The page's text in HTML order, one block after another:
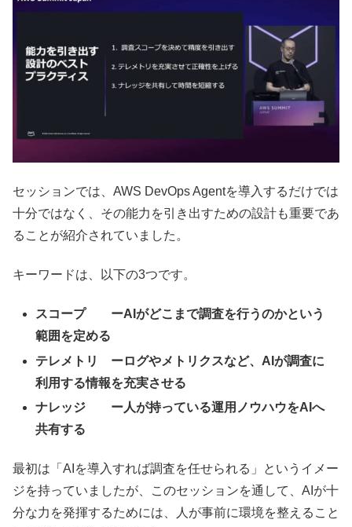
セッションでは、AWS DevOps Agentを導入するだけでは
十分ではなく、その能力を引き出すための設計も重要であ
ることが紹介されていました。
キーワードは、以下の3つです。
スコープ ーAIがどこまで調査を行うのかという
範囲を定める
テレメトリ ーログやメトリクスなど、AIが調査に
利用する情報を充実させる
ナレッジ ー人が持っている運用ノウハウをAIへ
共有する
最初は「AIを導入すれば調査を任せられる」というイメー
ジを持っていましたが、このセッションを通して、AIが十
分な力を発揮するためには、人が事前に環境を整えること